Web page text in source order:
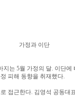
가정과 이단
지는 5월 가정의 달. 이단에
피해 동향을 취재했다.
접근한다. 김영석 공동대